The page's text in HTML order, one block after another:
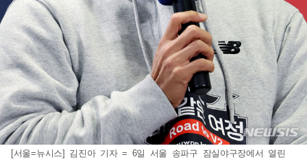
[서울=뉴시스] 김진아 기자 = 6일 서울 송파구 잠실야구장에서 열린